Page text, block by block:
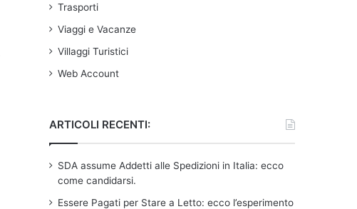
Trasporti
Viaggi e Vacanze
Villaggi Turistici
Web Account
ARTICOLI RECENTI:
SDA assume Addetti alle Spedizioni in Italia: ecco
come candidarsi.
Essere Pagati per Stare a Letto: ecco l’esperimento